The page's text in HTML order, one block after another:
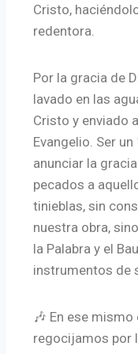
Cristo,
redentora.
Por la gracia de
lavado en las
Cristo y enviado
Evangelio. Ser un
anunciar la
pecados a
tinieblas, sin
nuestra obra,
la Palabra y el
instrumentos de
🎶 En ese
regocijamos por